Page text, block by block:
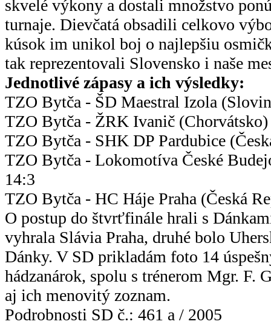
skvelé výkony a dostali množstvo
turnaje. Dievčatá obsadili celkovo
kúsok im unikol boj o najlepšiu
tak reprezentovali Slovensko i naše
Jednotlivé zápasy a ich výsledky:
TZO Bytča - ŠD Maestral Izola
TZO Bytča - ŽRK Ivanič (Chorvátsko)
TZO Bytča - SHK DP Pardubice
TZO Bytča - Lokomotíva České
14:3
TZO Bytča - HC Háje Praha (Česká
O postup do štvrťfinále hrali s
vyhrala Slávia Praha, druhé bolo
Dánky. V SD prikladám foto 14
hádzanárok, spolu s trénerom Mgr. F.
aj ich menovitý zoznam.
Podrobnosti SD č.: 461 a / 2005